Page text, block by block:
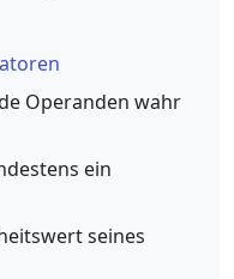
Operanden wahr
ein
seines